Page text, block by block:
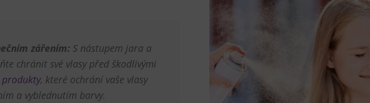
zářením:S nástupem jara a
chránit své vlasy před škodlivými
produkty, které ochrání vaše vlasy
a vyblednutím barvy.